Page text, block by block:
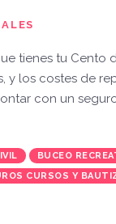
tienes tu Cento
y los costes de
con un
BUCEO
CURSOS Y